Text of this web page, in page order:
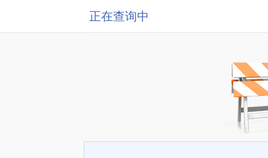
正在查询中